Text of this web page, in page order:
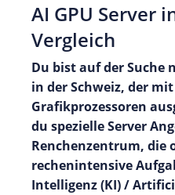
AI GPU Server
Vergleich
Du bist auf der Suche
in der Schweiz, der
Grafikprozessoren
du spezielle Server
Renchenzentrum, die
rechenintensive
Intelligenz (KI) /